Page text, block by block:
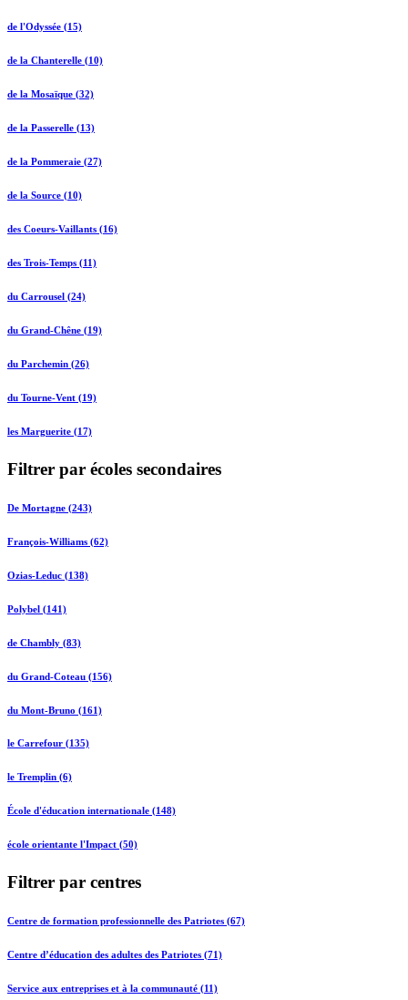
de l'Odyssée (15)
de la Chanterelle (10)
de la Mosaïque (32)
de la Passerelle (13)
de la Pommeraie (27)
de la Source (10)
des Coeurs-Vaillants (16)
des Trois-Temps (11)
du Carrousel (24)
du Grand-Chêne (19)
du Parchemin (26)
du Tourne-Vent (19)
les Marguerite (17)
Filtrer par écoles secondaires
De Mortagne (243)
François-Williams (62)
Ozias-Leduc (138)
Polybel (141)
de Chambly (83)
du Grand-Coteau (156)
du Mont-Bruno (161)
le Carrefour (135)
le Tremplin (6)
École d'éducation internationale (148)
école orientante l'Impact (50)
Filtrer par centres
Centre de formation professionnelle des Patriotes (67)
Centre d’éducation des adultes des Patriotes (71)
Service aux entreprises et à la communauté (11)